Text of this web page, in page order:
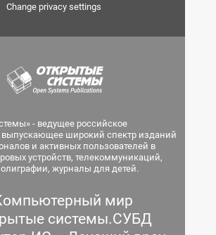
Change privacy settings
- ведущее российское
выпускающее широкий спектр изданий
и активных пользователей в
устройств, телекоммуникаций,
журналы для детей.
мир
системы.СУБД